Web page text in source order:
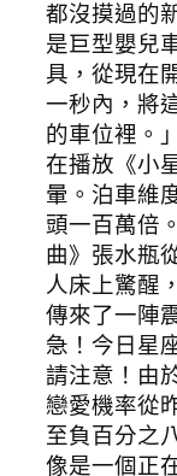
都沒摸過的
是巨型嬰兒
具，從現在
一秒內，將
的車位裡。
在播放《小
暈。泊車維
頭一百萬倍
曲》張水瓶
人床上驚醒
傳來了一陣
急！今日星
請注意！由
戀愛機率從
至負百分之
像是一個正